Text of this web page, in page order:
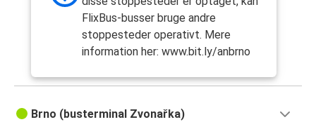
Brno
Wrocław
Wrocław
FlixBus-busser bruge andre
stoppesteder operativt. Mere
information her: www.bit.ly/anbrno
Brno (busterminal Zvonařka)